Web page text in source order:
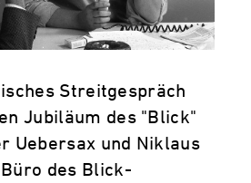
Streitgespräch
Jubiläum des "Blick"
Uebersax und Niklaus
des Blick-